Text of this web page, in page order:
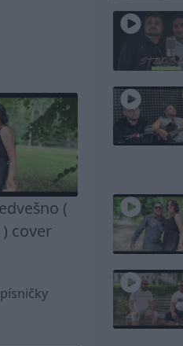
(
) cover